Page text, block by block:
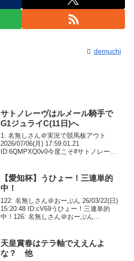
demuchi
サトノレーヴはルメール騎手で
G1ジュライC(11日)へ
1: 名無しさん＠実況で競馬板アウト
2026/07/06(月) 17:59:01.21
ID:6QMPXQ0v0今度こそ#サトノレーヴ
【愛知杯】うひょー！三連単的
中！
122: 名無しさん＠おーぷん 26/03/22(日)
15:20:48 ID:cV69うひょー！三連単的
中！126: 名無しさん＠おーぷん
天皇賞春はテラ軸でええんよ
な？ 他